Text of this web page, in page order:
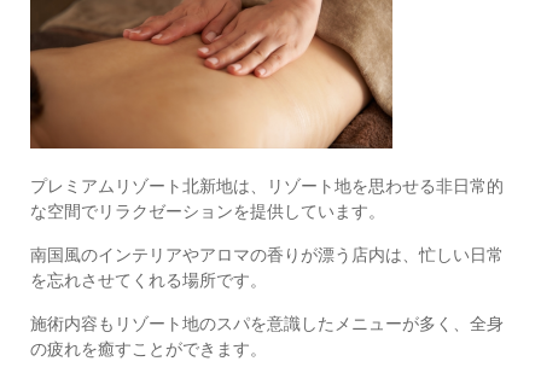
プレミアムリゾート北新地は、リゾート地を思わせる非日常的
な空間でリラクゼーションを提供しています。
南国風のインテリアやアロマの香りが漂う店内は、忙しい日常
を忘れさせてくれる場所です。
施術内容もリゾート地のスパを意識したメニューが多く、全身
の疲れを癒すことができます。